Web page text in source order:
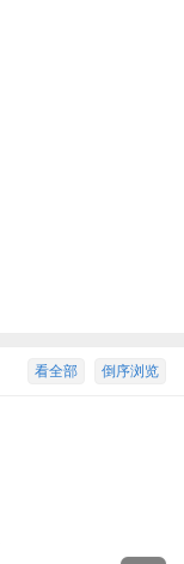
倒序浏览
看全部